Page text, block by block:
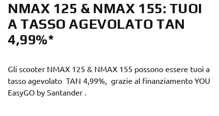
NMAX 125 & NMAX 155: TUOI
A TASSO AGEVOLATO TAN
4,99%*
Gli scooter NMAX 125 & NMAX 155 possono essere tuoi a
tasso agevolato TAN 4,99%, grazie al finanziamento YOU
EasyGO by Santander .